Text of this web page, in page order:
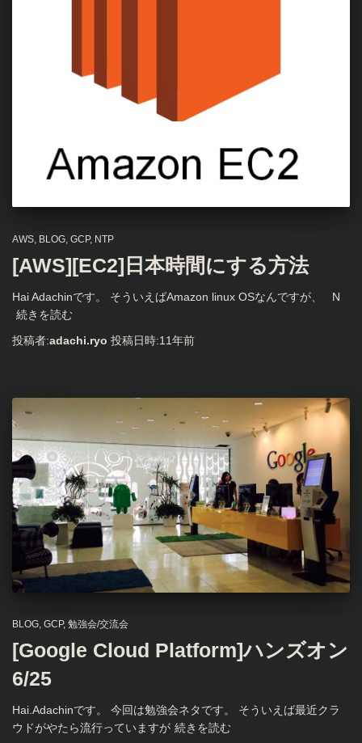
AWS BLOG GCP NTP
[AWS][EC2]日本時間にする方法
Hai Adachinです。 そういえばAmazon linux OSなんですが、 N
続きを読む
投稿者:adachi.ryo 投稿日時:11年前
BLOG GCP 勉強会/交流会
[Google Cloud Platform]ハンズオン
6/25
Hai.Adachinです。 今回は勉強会ネタです。 そういえば最近クラ
ウドがやたら流行っていますが 続きを読む